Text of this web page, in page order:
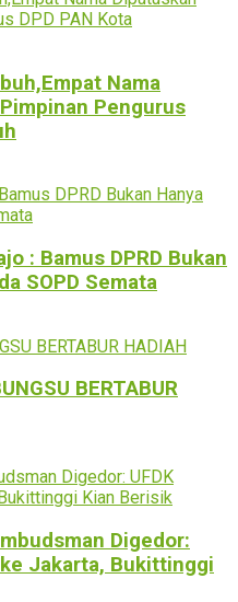
Nama
Pengurus
: Bamus DPRD Bukan
SOPD Semata
BERTABUR
Digedor:
ke Jakarta, Bukittinggi